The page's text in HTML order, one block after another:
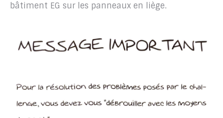
bâtiment EG sur les panneaux en liège.